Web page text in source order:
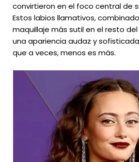
convirtieron en el foco central de
Estos labios llamativos,
maquillaje más sutil en el resto
una apariencia audaz y
que a veces, menos es más.